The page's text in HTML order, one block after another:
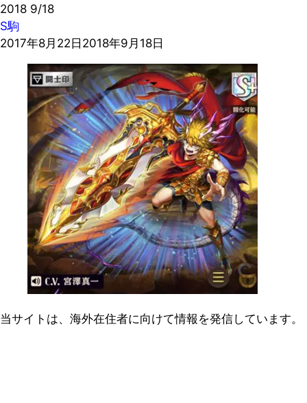
2018 9/18
S駒
2017年8月22日 2018年9月18日
当サイトは、海外在住者に向けて情報を発信しています。